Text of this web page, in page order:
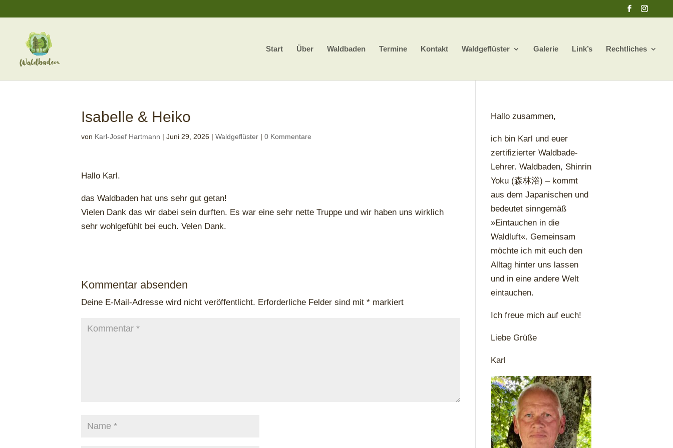
Start Über Waldbaden Termine Kontakt Waldgeflüster Galerie Link’s Rechtliches
Isabelle & Heiko
von Karl-Josef Hartmann | Juni 29, 2026 | Waldgeflüster | 0 Kommentare
Hallo Karl.
das Waldbaden hat uns sehr gut getan!
Vielen Dank das wir dabei sein durften. Es war eine sehr nette Truppe und wir haben uns wirklich
sehr wohlgefühlt bei euch. Velen Dank.
Kommentar absenden
Deine E-Mail-Adresse wird nicht veröffentlicht. Erforderliche Felder sind mit * markiert
Hallo zusammen,
ich bin Karl und euer
zertifizierter Waldbade-
Lehrer. Waldbaden, Shinrin
Yoku (森林浴) – kommt
aus dem Japanischen und
bedeutet sinngemäß
»Eintauchen in die
Waldluft«. Gemeinsam
möchte ich mit euch den
Alltag hinter uns lassen
und in eine andere Welt
eintauchen.
Ich freue mich auf euch!
Liebe Grüße
Karl